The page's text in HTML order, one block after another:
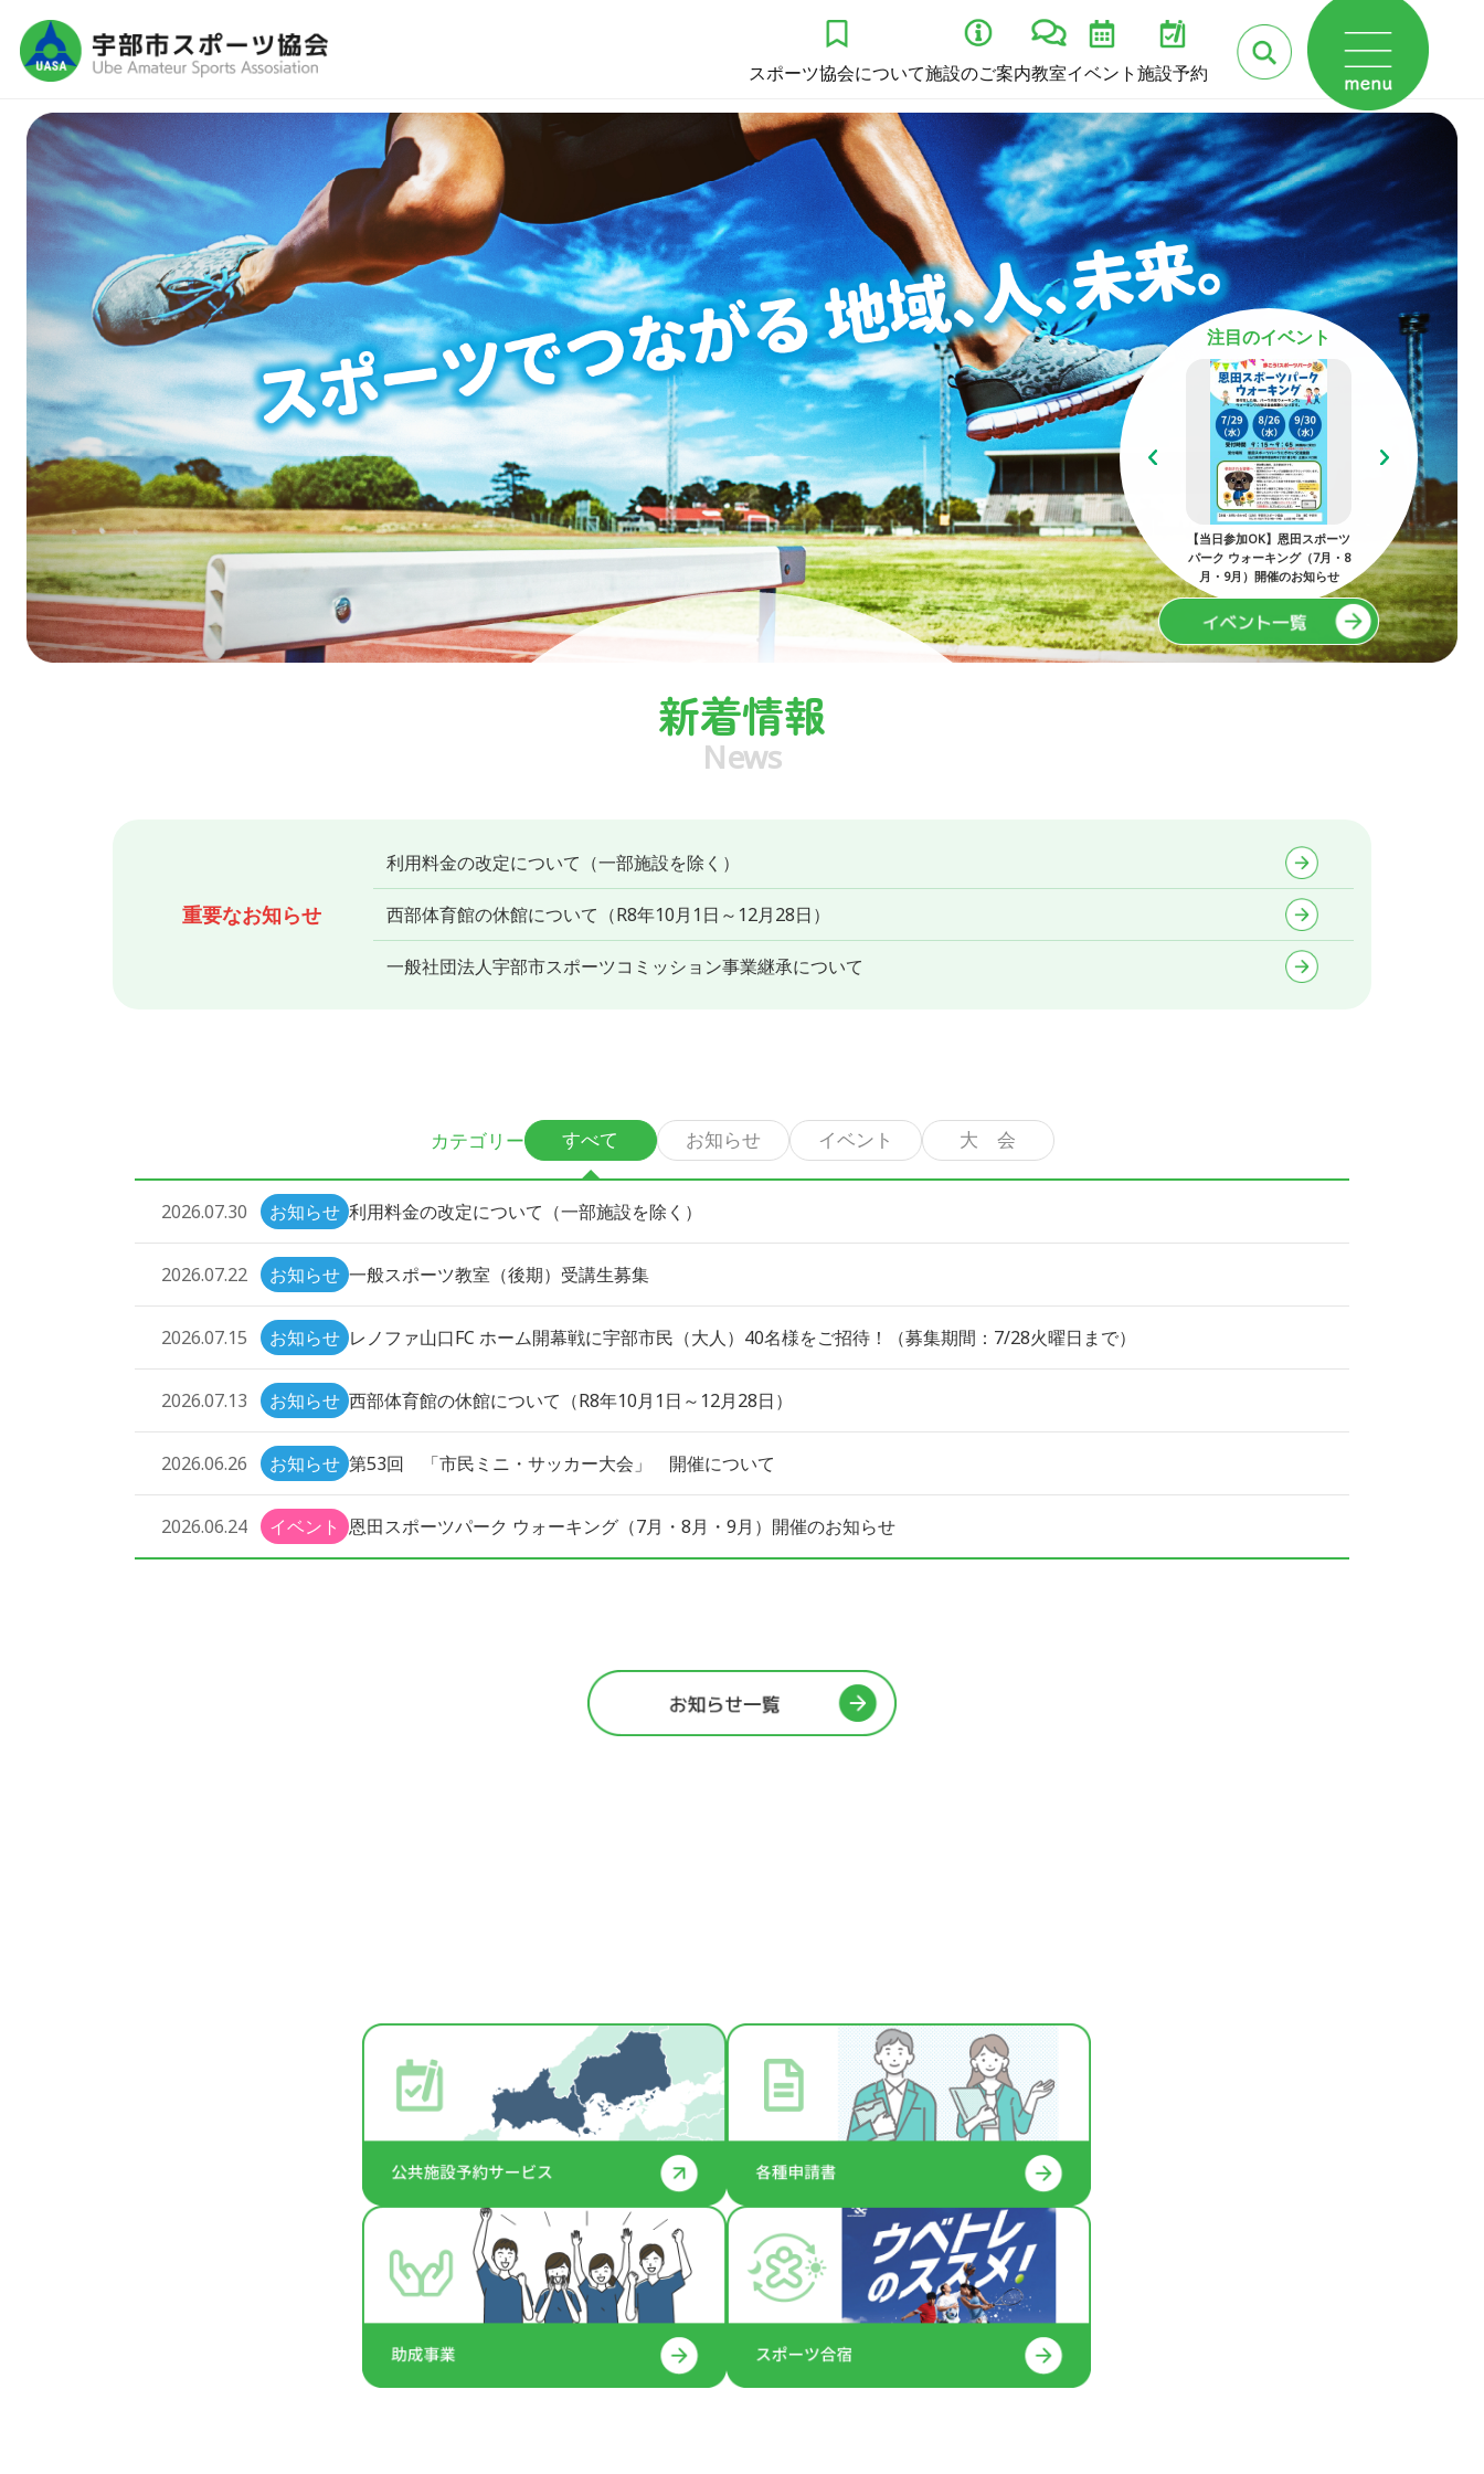
スポーツ協会について施設のご案内教室イベント施設予約
注目のイベント
8/16（日）開催：ミネルバ宇
部と作ろう！親子でマイサッ
カーボール工作
【当日参加OK】恩田スポーツ
パーク ウォーキング（7月・8
月・9月）開催のお知らせ
新着情報
News
重要なお知らせ
利用料金の改定について（一部施設を除く）
西部体育館の休館について（R8年10月1日～12月28日）
一般社団法人宇部市スポーツコミッション事業継承について
カテゴリー すべて お知らせ イベント 大 会
2026.07.30 お知らせ 利用料金の改定について（一部施設を除く）
2026.07.22 お知らせ 一般スポーツ教室（後期）受講生募集
2026.07.15 お知らせ レノファ山口FC ホーム開幕戦に宇部市民（大人）40名様をご招待！（募集期間：7/28火曜日まで）
2026.07.13 お知らせ 西部体育館の休館について（R8年10月1日～12月28日）
2026.06.26 お知らせ 第53回 「市民ミニ・サッカー大会」 開催について
2026.06.24 イベント 恩田スポーツパーク ウォーキング（7月・8月・9月）開催のお知らせ